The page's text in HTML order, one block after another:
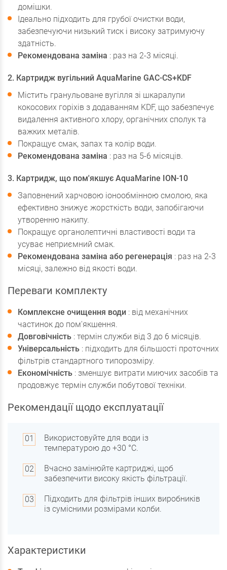
домішки.
Ідеально підходить для грубої очистки води,
забезпечуючи низький тиск і високу затримуючу
здатність.
Рекомендована заміна : раз на 2-3 місяці.
2. Картридж вугільний AquaMarine GAC-CS+KDF
Містить гранульоване вугілля зі шкаралупи
кокосових горіхів з додаванням KDF, що забезпечує
видалення активного хлору, органічних сполук та
важких металів.
Покращує смак, запах та колір води.
Рекомендована заміна : раз на 5-6 місяців.
3. Картридж, що пом'якшує AquaMarine ION-10
Заповнений харчовою іонообмінною смолою, яка
ефективно знижує жорсткість води, запобігаючи
утворенню накипу.
Покращує органолептичні властивості води та
усуває неприємний смак.
Рекомендована заміна або регенерація : раз на 2-3
місяці, залежно від якості води.
Переваги комплекту
Комплексне очищення води : від механічних
частинок до пом'якшення.
Довговічність : термін служби від 3 до 6 місяців.
Універсальність : підходить для більшості проточних
фільтрів стандартного типорозміру.
Економічність : зменшує витрати миючих засобів та
продовжує термін служби побутової техніки.
Рекомендації щодо експлуатації
Використовуйте для води із
температурою до +30 °С.
Вчасно замінюйте картриджі, щоб
забезпечити високу якість фільтрації.
Підходить для фільтрів інших виробників
із сумісними розмірами колби.
Характеристики